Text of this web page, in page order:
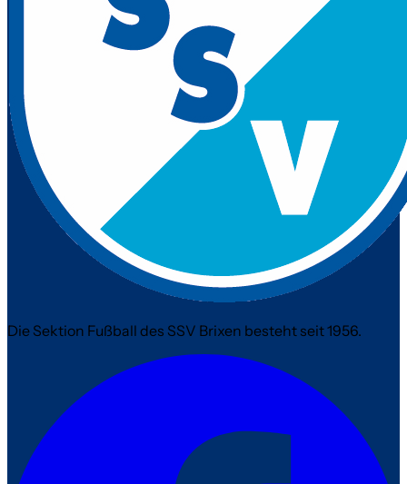
Die Sektion Fußball des SSV Brixen besteht seit 1956.